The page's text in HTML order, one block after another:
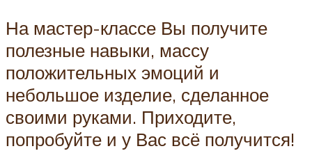
На мастер-классе Вы получите
полезные навыки, массу
положительных эмоций и
небольшое изделие, сделанное
своими руками. Приходите,
попробуйте и у Вас всё получится!